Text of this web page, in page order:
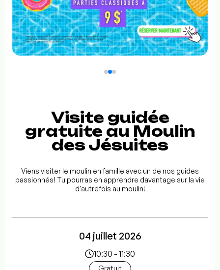
Visite guidée
gratuite au Moulin
des Jésuites
Viens visiter le moulin en famille avec un de nos guides
passionnés! Tu pourras en apprendre davantage sur la vie
d'autrefois au moulin!
04 juillet 2026
10:30 - 11:30